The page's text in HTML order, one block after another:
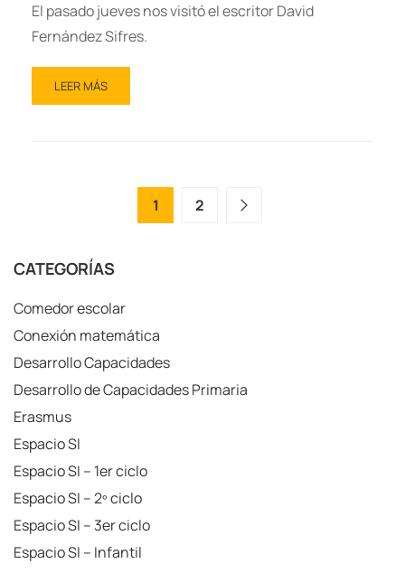
El pasado jueves nos visitó el escritor David
Fernández Sifres.
LEER MÁS
1 2
CATEGORÍAS
Comedor escolar
Conexión matemática
Desarrollo Capacidades
Desarrollo de Capacidades Primaria
Erasmus
Espacio SI
Espacio SI – 1er ciclo
Espacio SI – 2º ciclo
Espacio SI – 3er ciclo
Espacio SI – Infantil